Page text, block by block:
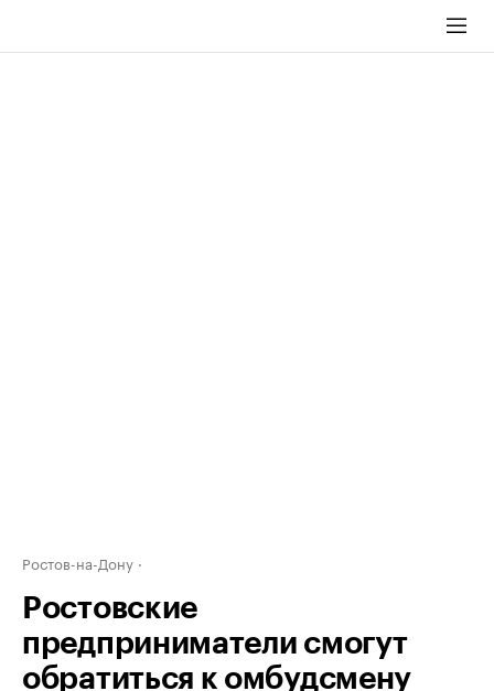
Ростов-на-Дону
Ростовские
предприниматели смогут
обратиться к омбудсмену